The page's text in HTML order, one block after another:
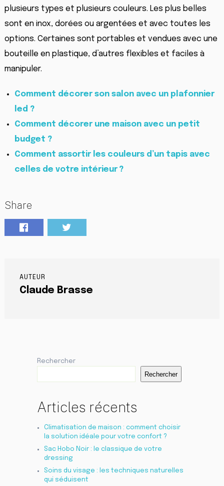
plusieurs types et plusieurs couleurs. Les plus belles
sont en inox, dorées ou argentées et avec toutes les
options. Certaines sont portables et vendues avec une
bouteille en plastique, d’autres flexibles et faciles à
manipuler.
Comment décorer son salon avec un plafonnier
led ?
Comment décorer une maison avec un petit
budget ?
Comment assortir les couleurs d’un tapis avec
celles de votre intérieur ?
Share
AUTEUR
Claude Brasse
Rechercher
Rechercher
Articles récents
Climatisation de maison : comment choisir
la solution idéale pour votre confort ?
Sac Hobo Noir : le classique de votre
dressing
Soins du visage : les techniques naturelles
qui séduisent